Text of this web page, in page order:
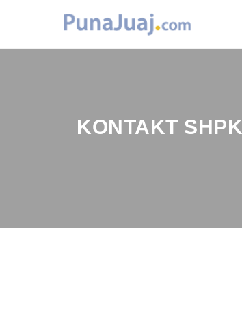
KONTAKT SHPK